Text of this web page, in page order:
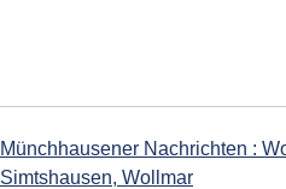
Münchhausener Nachrichten :
Simtshausen, Wollmar